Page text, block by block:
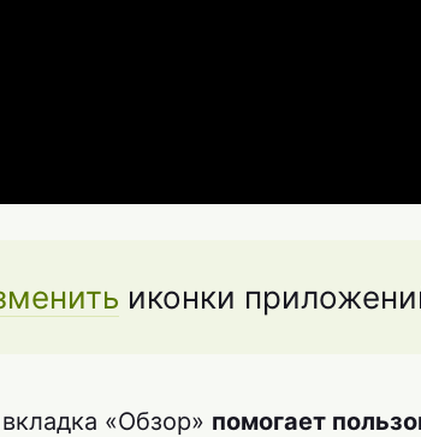
иконки
«Обзор» помогает